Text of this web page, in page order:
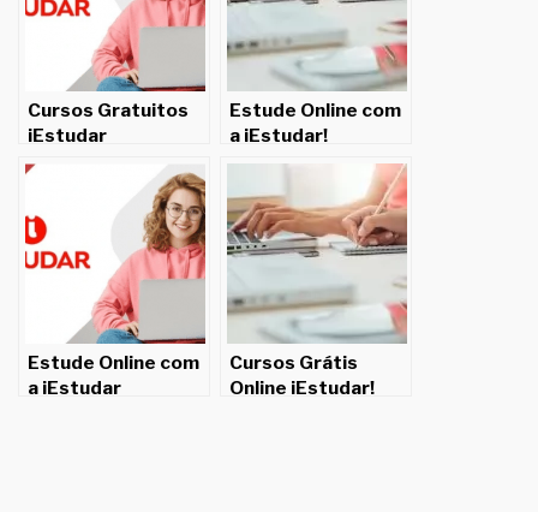
Cursos Gratuitos
iEstudar
Estude Online com
a iEstudar!
Estude Online com
a iEstudar
Cursos Grátis
Online iEstudar!